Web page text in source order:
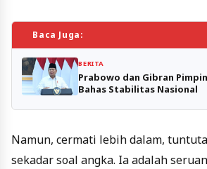
Baca Juga:
BERITA
Prabowo dan Gibran
Bahas Stabilitas Nasional
Namun, cermati lebih dalam,
sekadar soal angka. Ia adalah